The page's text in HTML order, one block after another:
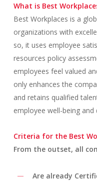
What is Best
Best Workplaces is a
organizations with
so, it uses employee
resources policy
employees feel valued
only enhances the
and retains qualified
employee well-being and
Criteria for the Best
From the outset, all
Are already